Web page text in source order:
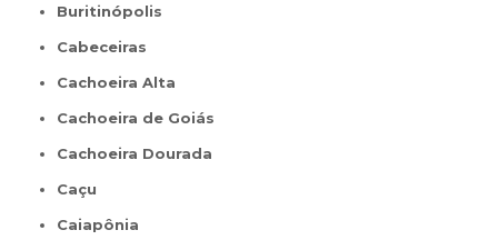
Buritinópolis
Cabeceiras
Cachoeira Alta
Cachoeira de Goiás
Cachoeira Dourada
Caçu
Caiapônia